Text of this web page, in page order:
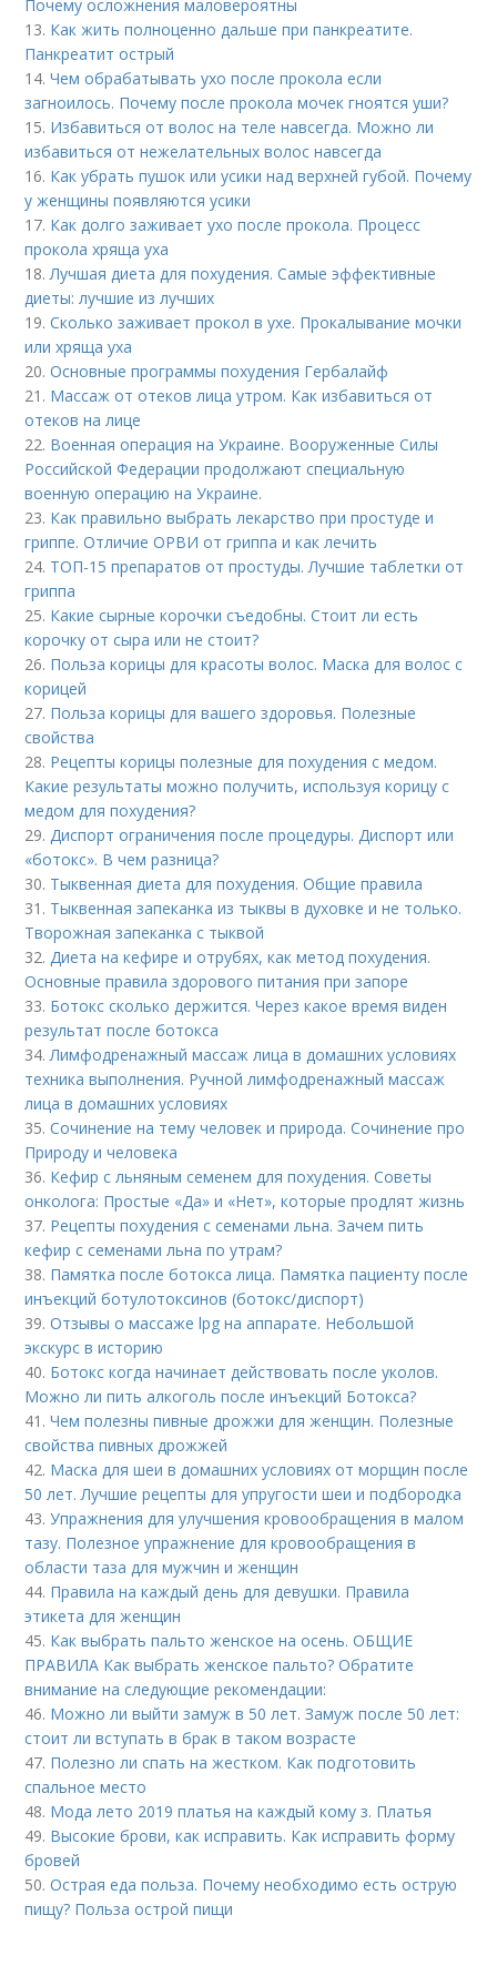
Почему осложнения маловероятны
13. Как жить полноценно дальше при панкреатите.
Панкреатит острый
14.Чем обрабатывать ухо после прокола если
загноилось. Почему после прокола мочек гноятся уши?
15. Избавиться от волос на теле навсегда. Можно ли
избавиться от нежелательных волос навсегда
16. Как убрать пушок или усики над верхней губой. Почему
у женщины появляются усики
17. Как долго заживает ухо после прокола. Процесс
прокола хряща уха
18.Лучшая диета для похудения. Самые эффективные
диеты: лучшие из лучших
19.Сколько заживает прокол в ухе. Прокалывание мочки
или хряща уха
20.Основные программы похудения Гербалайф
21. Массаж от отеков лица утром. Как избавиться от
отеков на лице
22. Военная операция на Украине. Вооруженные Силы
Российской Федерации продолжают специальную
военную операцию на Украине.
23. Как правильно выбрать лекарство при простуде и
гриппе. Отличие ОРВИ от гриппа и как лечить
24. ТОП-15 препаратов от простуды. Лучшие таблетки от
гриппа
25. Какие сырные корочки съедобны. Стоит ли есть
корочку от сыра или не стоит?
26. Польза корицы для красоты волос. Маска для волос с
корицей
27. Польза корицы для вашего здоровья. Полезные
свойства
28. Рецепты корицы полезные для похудения с медом.
Какие результаты можно получить, используя корицу с
медом для похудения?
29.Диспорт ограничения после процедуры. Диспорт или
«ботокс». В чем разница?
30. Тыквенная диета для похудения. Общие правила
31. Тыквенная запеканка из тыквы в духовке и не только.
Творожная запеканка с тыквой
32.Диета на кефире и отрубях, как метод похудения.
Основные правила здорового питания при запоре
33. Ботокс сколько держится. Через какое время виден
результат после ботокса
34.Лимфодренажный массаж лица в домашних условиях
техника выполнения. Ручной лимфодренажный массаж
лица в домашних условиях
35.Сочинение на тему человек и природа. Сочинение про
Природу и человека
36. Кефир с льняным семенем для похудения. Советы
онколога: Простые «Да» и «Нет», которые продлят жизнь
37. Рецепты похудения с семенами льна. Зачем пить
кефир с семенами льна по утрам?
38. Памятка после ботокса лица. Памятка пациенту после
инъекций ботулотоксинов (ботокс/диспорт)
39.Отзывы о массаже lpg на аппарате. Небольшой
экскурс в историю
40. Ботокс когда начинает действовать после уколов.
Можно ли пить алкоголь после инъекций Ботокса?
41.Чем полезны пивные дрожжи для женщин. Полезные
свойства пивных дрожжей
42. Маска для шеи в домашних условиях от морщин после
50 лет. Лучшие рецепты для упругости шеи и подбородка
43.Упражнения для улучшения кровообращения в малом
тазу. Полезное упражнение для кровообращения в
области таза для мужчин и женщин
44. Правила на каждый день для девушки. Правила
этикета для женщин
45. Как выбрать пальто женское на осень. ОБЩИЕ
ПРАВИЛА Как выбрать женское пальто? Обратите
внимание на следующие рекомендации:
46. Можно ли выйти замуж в 50 лет. Замуж после 50 лет:
стоит ли вступать в брак в таком возрасте
47. Полезно ли спать на жестком. Как подготовить
спальное место
48. Мода лето 2019 платья на каждый кому з. Платья
49. Высокие брови, как исправить. Как исправить форму
бровей
50.Острая еда польза. Почему необходимо есть острую
пищу? Польза острой пищи